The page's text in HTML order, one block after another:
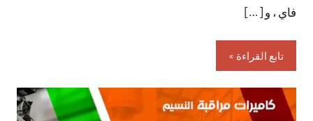
فاي ، و […]
تابع القراءة